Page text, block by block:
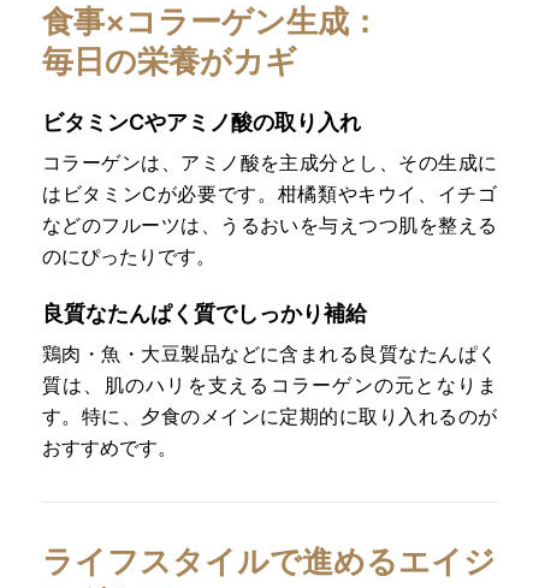
食事×コラーゲン生成：
毎日の栄養がカギ
ビタミンCやアミノ酸の取り入れ
コラーゲンは、アミノ酸を主成分とし、その生成に
はビタミンCが必要です。柑橘類やキウイ、イチゴ
などのフルーツは、うるおいを与えつつ肌を整える
のにぴったりです。
良質なたんぱく質でしっかり補給
鶏肉・魚・大豆製品などに含まれる良質なたんぱく
質は、肌のハリを支えるコラーゲンの元となりま
す。特に、夕食のメインに定期的に取り入れるのが
おすすめです。
ライフスタイルで進めるエイジ